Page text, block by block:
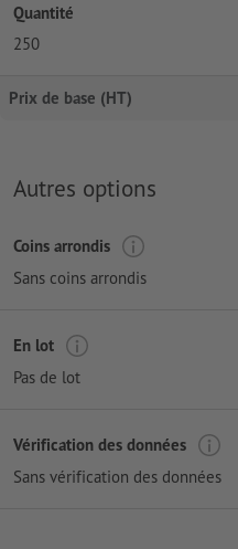
Quantité
250
Prix de base (HT)
Autres options
Coins arrondis
Sans coins arrondis
En lot
Pas de lot
Vérification des données
Sans vérification des données